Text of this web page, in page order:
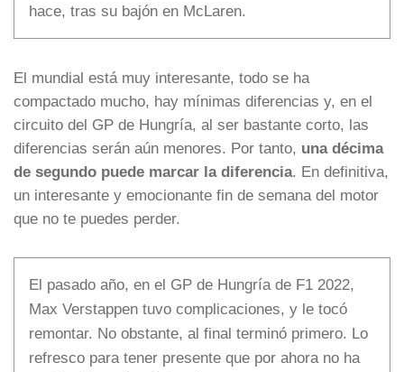
hace, tras su bajón en McLaren.
El mundial está muy interesante, todo se ha
compactado mucho, hay mínimas diferencias y, en el
circuito del GP de Hungría, al ser bastante corto, las
diferencias serán aún menores. Por tanto, una décima
de segundo puede marcar la diferencia . En definitiva,
un interesante y emocionante fin de semana del motor
que no te puedes perder.
El pasado año, en el GP de Hungría de F1 2022,
Max Verstappen tuvo complicaciones, y le tocó
remontar. No obstante, al final terminó primero. Lo
refresco para tener presente que por ahora no ha